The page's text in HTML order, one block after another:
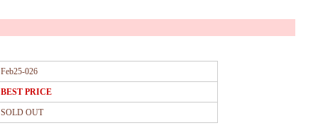
Feb25-026
BEST PRICE
SOLD OUT